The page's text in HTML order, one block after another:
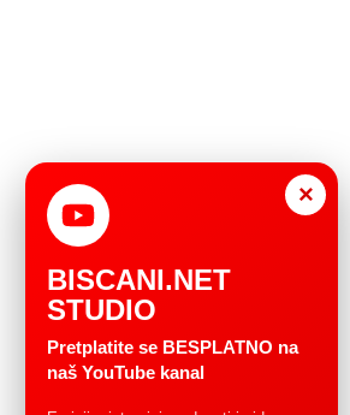
×
BISCANI.NET
STUDIO
Pretplatite se BESPLATNO na
naš YouTube kanal